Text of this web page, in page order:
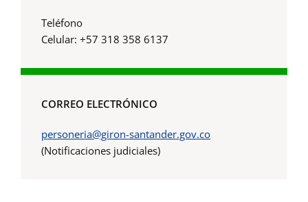
Teléfono
Celular: +57 318 358 6137
CORREO ELECTRÓNICO
personeria@giron-santander.gov.co
(Notificaciones judiciales)